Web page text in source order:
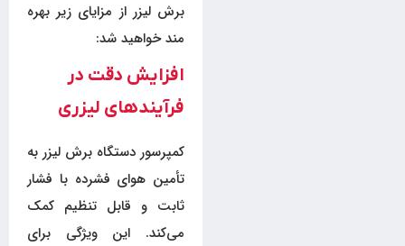
برش لیزر از مزایای زیر بهره
مند خواهید شد:
افزایش دقت در
فرآیندهای لیزری
کمپرسور دستگاه برش لیزر به
تأمین هوای فشرده با فشار
ثابت و قابل تنظیم کمک
می‌کند. این ویژگی برای